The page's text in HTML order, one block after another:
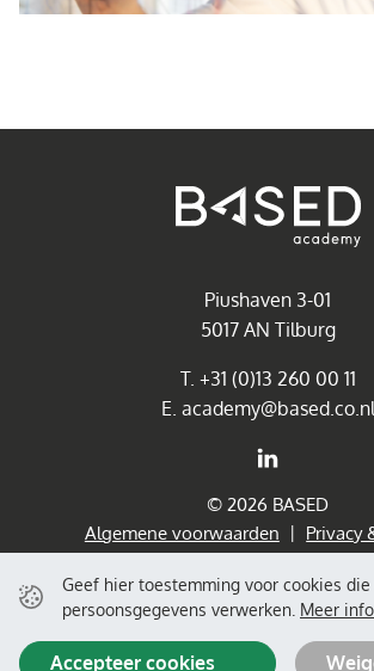
Geef hier toestemming voor cookies
persoonsgegevens verwerken. Meer
Accepteer cookies
Piushaven 3-01
5017 AN Tilburg
T. +31 (0)13 260 00 11
E. academy@based.co.nl
© 2026 BASED
Algemene voorwaarden
Privacy
Based Academy is een handelsnaam